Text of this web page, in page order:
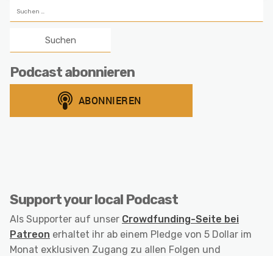
nach:
Podcast abonnieren
Support your local Podcast
Als Supporter auf unser Crowdfunding-Seite bei
Patreon erhaltet ihr ab einem Pledge von 5 Dollar im
Monat exklusiven Zugang zu allen Folgen und